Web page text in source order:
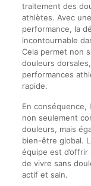
traitement des
athlètes. Avec
performance, la
incontournable
Cela permet non
douleurs
performances
rapide.
En conséquence,
non seulement
douleurs, mais
bien-être global.
équipe est
de vivre sans
actif et sain.